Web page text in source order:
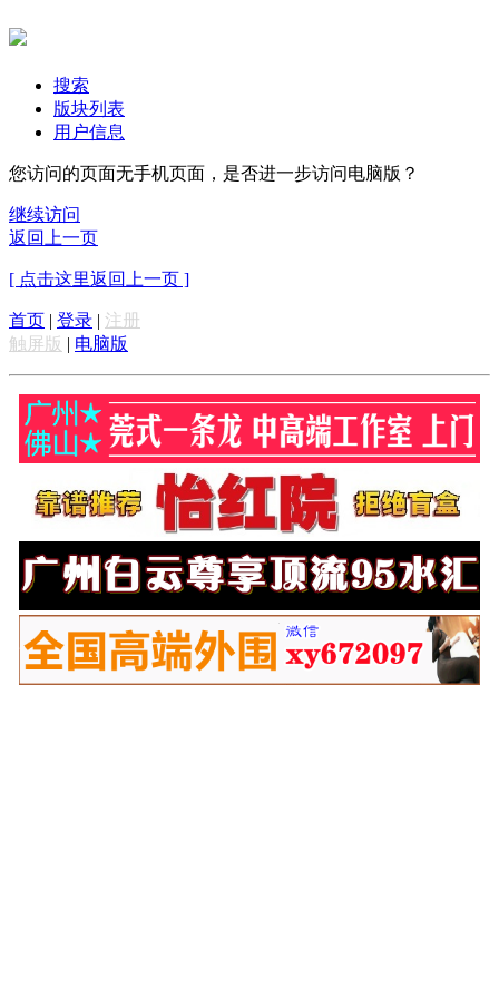
搜索
版块列表
用户信息
您访问的页面无手机页面，是否进一步访问电脑版？
继续访问
返回上一页
[ 点击这里返回上一页 ]
首页 | 登录 | 注册
触屏版 | 电脑版